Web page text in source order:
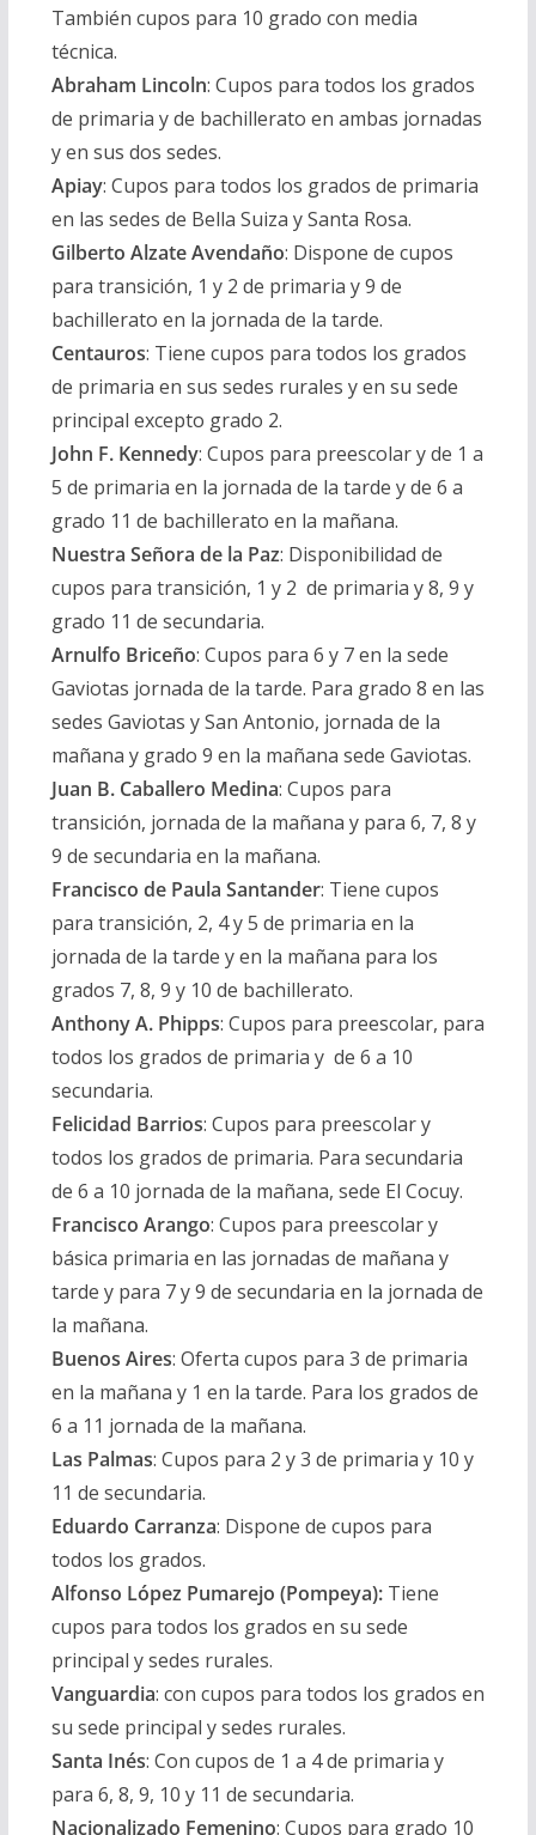
También cupos para 10 grado con media
técnica.
Abraham Lincoln: Cupos para todos los grados
de primaria y de bachillerato en ambas jornadas
y en sus dos sedes.
Apiay: Cupos para todos los grados de primaria
en las sedes de Bella Suiza y Santa Rosa.
Gilberto Alzate Avendaño: Dispone de cupos
para transición, 1 y 2 de primaria y 9 de
bachillerato en la jornada de la tarde.
Centauros: Tiene cupos para todos los grados
de primaria en sus sedes rurales y en su sede
principal excepto grado 2.
John F. Kennedy: Cupos para preescolar y de 1 a
5 de primaria en la jornada de la tarde y de 6 a
grado 11 de bachillerato en la mañana.
Nuestra Señora de la Paz: Disponibilidad de
cupos para transición, 1 y 2 de primaria y 8, 9 y
grado 11 de secundaria.
Arnulfo Briceño: Cupos para 6 y 7 en la sede
Gaviotas jornada de la tarde. Para grado 8 en las
sedes Gaviotas y San Antonio, jornada de la
mañana y grado 9 en la mañana sede Gaviotas.
Juan B. Caballero Medina: Cupos para
transición, jornada de la mañana y para 6, 7, 8 y
9 de secundaria en la mañana.
Francisco de Paula Santander: Tiene cupos
para transición, 2, 4 y 5 de primaria en la
jornada de la tarde y en la mañana para los
grados 7, 8, 9 y 10 de bachillerato.
Anthony A. Phipps: Cupos para preescolar, para
todos los grados de primaria y de 6 a 10
secundaria.
Felicidad Barrios: Cupos para preescolar y
todos los grados de primaria. Para secundaria
de 6 a 10 jornada de la mañana, sede El Cocuy.
Francisco Arango: Cupos para preescolar y
básica primaria en las jornadas de mañana y
tarde y para 7 y 9 de secundaria en la jornada de
la mañana.
Buenos Aires: Oferta cupos para 3 de primaria
en la mañana y 1 en la tarde. Para los grados de
6 a 11 jornada de la mañana.
Las Palmas: Cupos para 2 y 3 de primaria y 10 y
11 de secundaria.
Eduardo Carranza: Dispone de cupos para
todos los grados.
Alfonso López Pumarejo (Pompeya):Tiene
cupos para todos los grados en su sede
principal y sedes rurales.
Vanguardia: con cupos para todos los grados en
su sede principal y sedes rurales.
Santa Inés: Con cupos de 1 a 4 de primaria y
para 6, 8, 9, 10 y 11 de secundaria.
Nacionalizado Femenino: Cupos para grado 10